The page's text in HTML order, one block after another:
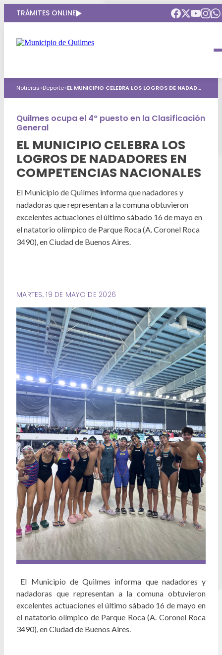
TRÁMITES ONLINE
Intendenta
Gobierno Abierto
Áreas de gobierno
Puntos de interés
Mapa interactivo
Defensoria del Pueblo
Obras Públicas
Seguridad
GIRSU
Culturas
Deportes
Ambiente
Mujeres y Diversidades
Derechos Humanos
Empleo y Formación Laboral
Internacionales
ARQUI
Mi Quilmes Digital
Atención a la comunidad
Defensa del consumidor
Noticias>Deporte> EL MUNICIPIO CELEBRA LOS LOGROS DE NADADORES EN COMPETENCIAS NACIONALES
Quilmes ocupa el 4º puesto en la Clasificación
General
EL MUNICIPIO CELEBRA LOS
LOGROS DE NADADORES EN
COMPETENCIAS NACIONALES
El Municipio de Quilmes informa que nadadores y
nadadoras que representan a la comuna obtuvieron
excelentes actuaciones el último sábado 16 de mayo en
el natatorio olímpico de Parque Roca (A. Coronel Roca
3490), en Ciudad de Buenos Aires.
MARTES, 19 DE MAYO DE 2026
El Municipio de Quilmes informa que nadadores y
nadadoras que representan a la comuna obtuvieron
excelentes actuaciones el último sábado 16 de mayo en
el natatorio olímpico de Parque Roca (A. Coronel Roca
3490), en Ciudad de Buenos Aires.